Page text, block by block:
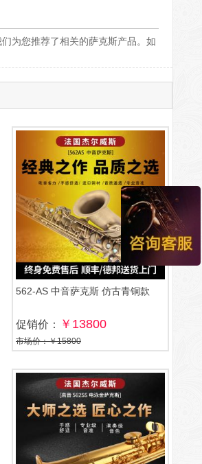
为您推荐了相关的萨克斯产品。如
562-AS 中音萨克斯 仿古青铜款
促销价： ￥13800
市场价：￥15800